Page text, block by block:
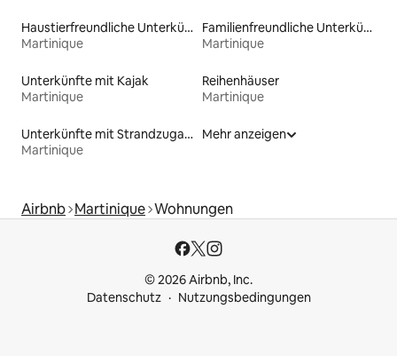
Haustierfreundliche Unterkünfte
Martinique
Familienfreundliche Unterkünfte
Martinique
Unterkünfte mit Kajak
Martinique
Reihenhäuser
Martinique
Unterkünfte mit Strandzugang
Martinique
Mehr anzeigen
Airbnb Martinique Wohnungen
© 2026 Airbnb, Inc.
Datenschutz
Nutzungsbedingungen